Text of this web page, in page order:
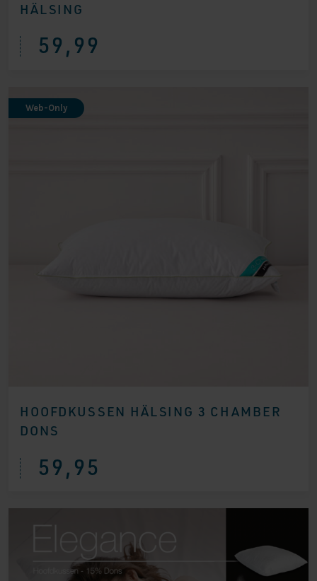
HÄLSING
59,99
HOOFDKUSSEN HÄLSING 3 CHAMBER
DONS
Web-Only
59,95